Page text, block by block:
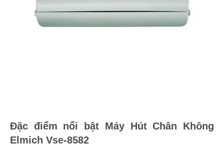
Đặc điểm nổi bật Máy Hút Chân Không
Elmich Vse-8582